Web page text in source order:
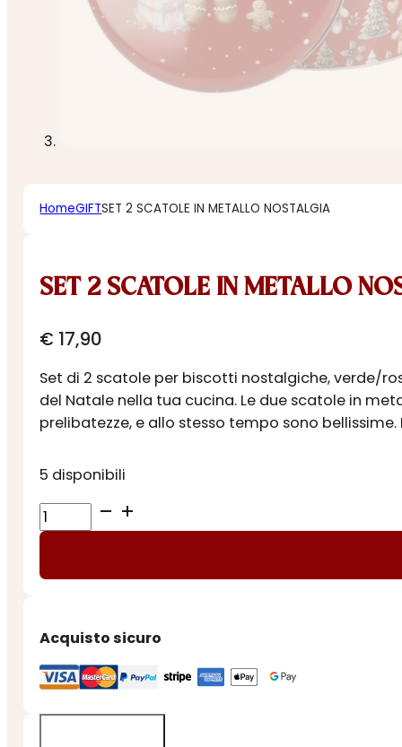
HomeGIFTSET 2 SCATOLE IN METALLO NOSTALGIA
SET 2 SCATOLE IN METALLO
€ 17,90
Set di 2 scatole per biscotti nostalgiche, verde/
del Natale nella tua cucina. Le due scatole in
prelibatezze, e allo stesso tempo sono
5 disponibili
SET
2
IN
quantità
Acquisto sicuro